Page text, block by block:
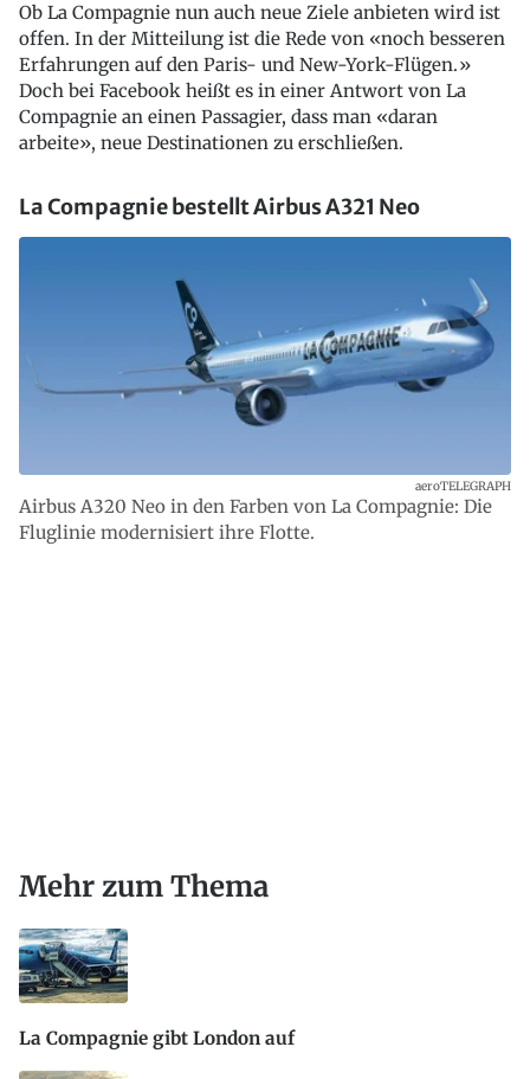
Ob La Compagnie nun auch neue Ziele anbieten wird ist
offen. In der Mitteilung ist die Rede von «noch besseren
Erfahrungen auf den Paris- und New-York-Flügen.»
Doch bei Facebook heißt es in einer Antwort von La
Compagnie an einen Passagier, dass man «daran
arbeite», neue Destinationen zu erschließen.
La Compagnie bestellt Airbus A321 Neo
Airbus A320 Neo in den Farben von La Compagnie: Die
Fluglinie modernisiert ihre Flotte.
aeroTELEGRAPH
Mehr zum Thema
La Compagnie gibt London auf